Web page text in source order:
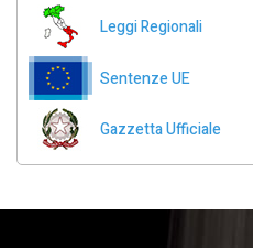
Leggi Regionali
Sentenze UE
Gazzetta Ufficiale